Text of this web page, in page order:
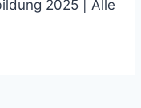
2025 | Alle